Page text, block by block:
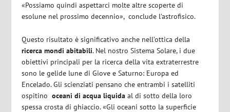
«Possiamo quindi aspettarci molte altre scoperte di
esolune nel prossimo decennio», conclude l’astrofisico.
Questo risultato è significativo anche nell’ottica della
ricerca mondi abitabili. Nel nostro Sistema Solare, i due
obiettivi principali per la ricerca della vita extraterrestre
sono le gelide lune di Giove e Saturno: Europa ed
Encelado. Gli scienziati pensano che entrambi i satelliti
ospitino oceani di acqua liquida al di sotto della loro
spessa crosta di ghiaccio. «Gli oceani sotto la superficie